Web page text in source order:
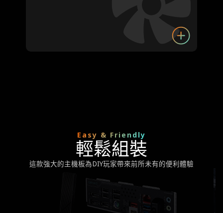
Easy & Friendly
輕鬆組裝
這款強大的主機板為DIY玩家帶來前所未有的便利體驗